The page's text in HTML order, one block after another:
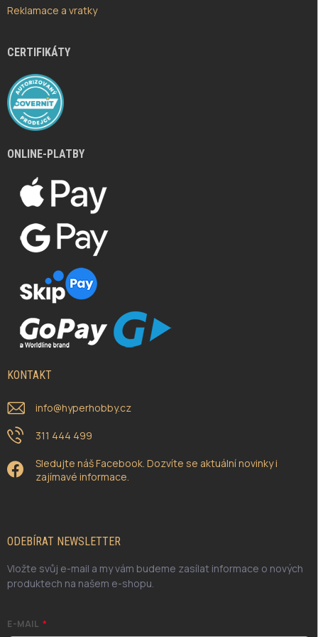
Reklamace a vratky
CERTIFIKÁTY
ONLINE-PLATBY
KONTAKT
info@hyperhobby.cz
311 444 499
Sledujte náš Facebook. Dozvíte se aktuální novinky i
zajímavé informace.
ODEBÍRAT NEWSLETTER
Vložte svůj e-mail a my vám budeme zasílat informace o nových
produktech na našem e-shopu.
E-MAIL